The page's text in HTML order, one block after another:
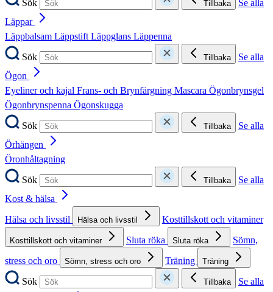
Sök
Tillbaka
Se alla
Läppar
Läppbalsam LäppstiftLäppglans Läppenna
Sök
Tillbaka
Se alla
Ögon
Eyeliner och kajal Frans- och Brynfärgning Mascara Ögonbrynsgel
Ögonbrynspenna Ögonskugga
Sök
Tillbaka
Se alla
Örhängen
Öronhåltagning
Sök
Tillbaka
Se alla
Kost & hälsa
Hälsa och livsstil
Hälsa och livsstil Kosttillskott och vitaminer
Kosttillskott och vitaminer Sluta röka Sluta röka
Sömn,
stress och oro
Sömn, stress och oro Träning Träning
Sök Tillbaka
Se alla